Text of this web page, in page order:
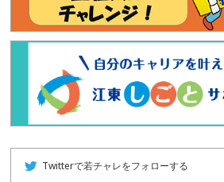
Twitterで若チャレをフォローする